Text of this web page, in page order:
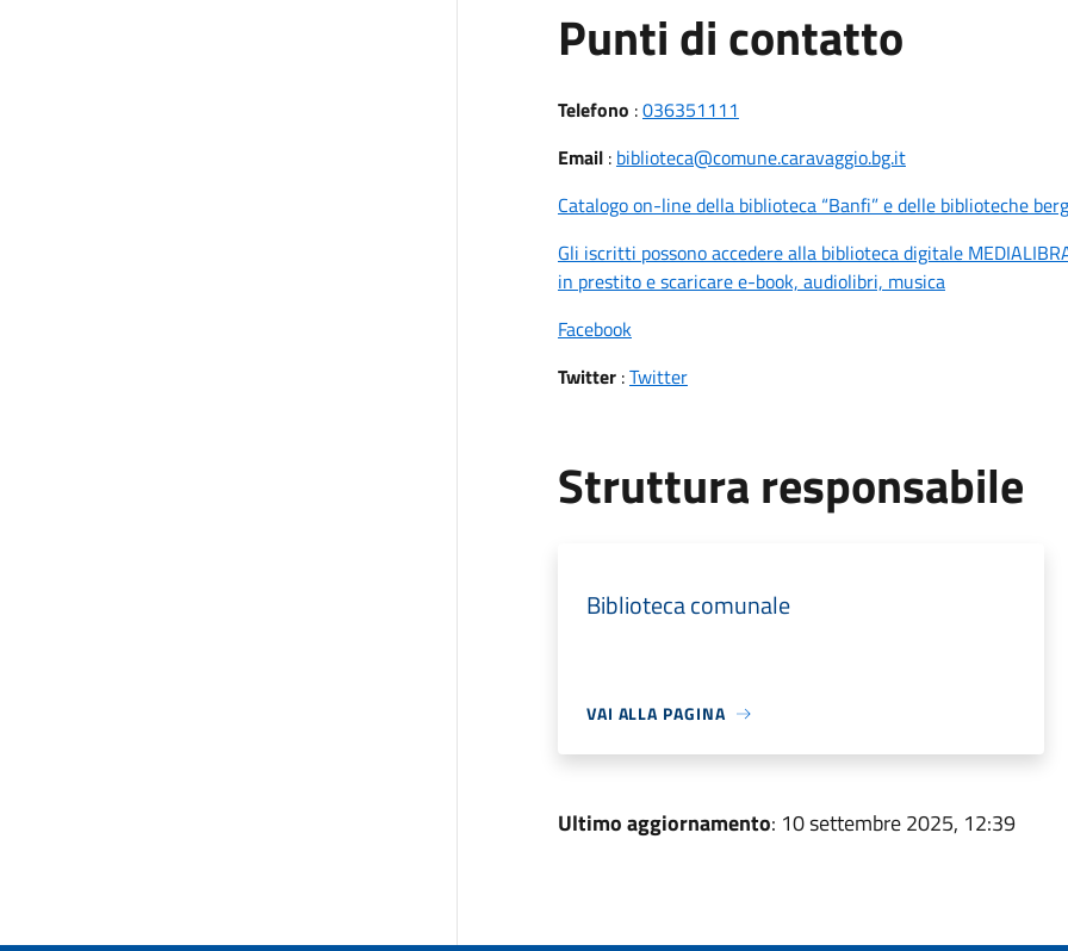
Punti di contatto
Telefono :036351111
Email: biblioteca@comune.caravaggio.bg.it
Catalogo on-line della biblioteca “Banfi” e delle biblioteche
Gli iscritti possono accedere alla biblioteca digitale
in prestito e scaricare e-book, audiolibri, musica
Facebook
Twitter:Twitter
Struttura responsabile
Biblioteca comunale
VAI ALLA PAGINA
Ultimo aggiornamento: 10 settembre 2025, 12:39